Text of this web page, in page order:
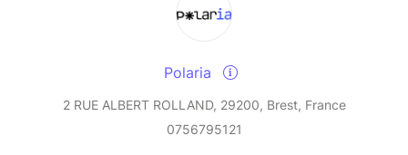
Polaria
2 RUE ALBERT ROLLAND, 29200, Brest, France
0756795121